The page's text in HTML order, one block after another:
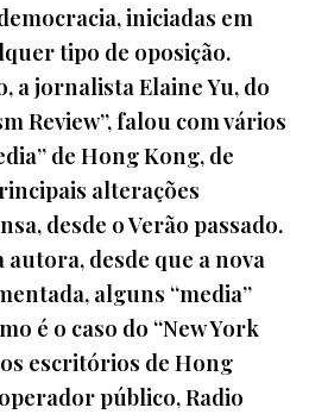
iniciadas em
tipo de oposição.
a jornalista Elaine Yu, do
Review”, falou com vários
de Hong Kong, de
alterações
desde o Verão passado.
desde que a nova
alguns “media”
é o caso do “New York
escritórios de Hong
público, Radio